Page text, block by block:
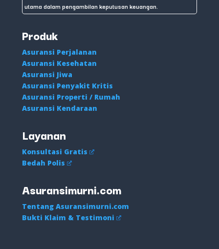
utama dalam pengambilan keputusan keuangan.
Produk
Asuransi Perjalanan
Asuransi Kesehatan
Asuransi Jiwa
Asuransi Penyakit Kritis
Asuransi Properti / Rumah
Asuransi Kendaraan
Layanan
Konsultasi Gratis
Bedah Polis
Asuransimurni.com
Tentang Asuransimurni.com
Bukti Klaim & Testimoni